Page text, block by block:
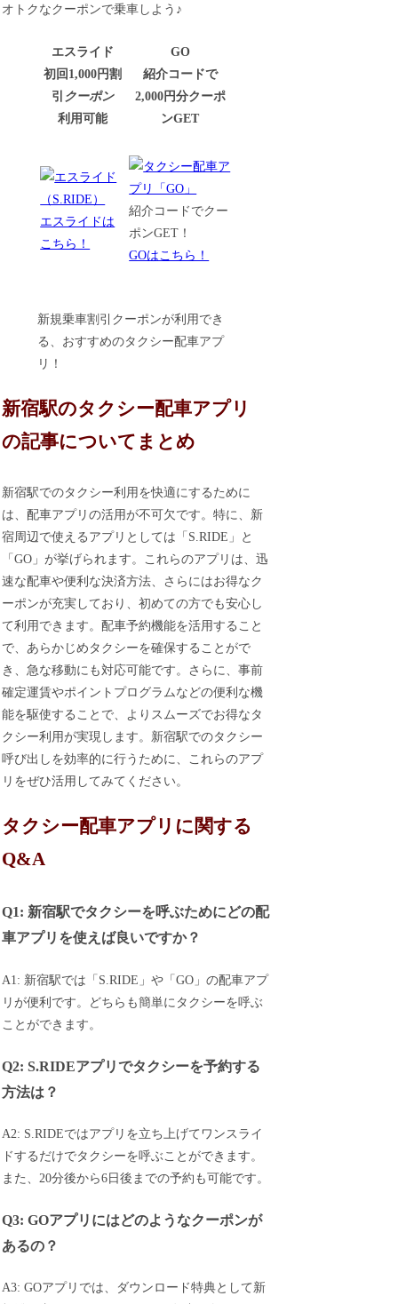
オトクなクーポンで乗車しよう♪
エスライド
初回1,000円割
引 クーポン
利用可能
GO
紹介コードで
2,000円分クーポ
ンGET
エスライドは
こちら！
紹介コードでクー
ポンGET！
GOはこちら！
新規乗車割引クーポンが利用でき
る、おすすめのタクシー配車アプ
リ！
新宿駅のタクシー配車アプリ
の記事についてまとめ
新宿駅でのタクシー利用を快適にするために
は、配車アプリの活用が不可欠です。特に、新
宿周辺で使えるアプリとしては「S.RIDE」と
「GO」が挙げられます。これらのアプリは、迅
速な配車や便利な決済方法、さらにはお得なク
ーポンが充実しており、初めての方でも安心し
て利用できます。配車予約機能を活用すること
で、あらかじめタクシーを確保することがで
き、急な移動にも対応可能です。さらに、事前
確定運賃やポイントプログラムなどの便利な機
能を駆使することで、よりスムーズでお得なタ
クシー利用が実現します。新宿駅でのタクシー
呼び出しを効率的に行うために、これらのアプ
リをぜひ活用してみてください。
タクシー配車アプリに関する
Q&A
Q1: 新宿駅でタクシーを呼ぶためにどの配
車アプリを使えば良いですか？
A1: 新宿駅では「S.RIDE」や「GO」の配車アプ
リが便利です。どちらも簡単にタクシーを呼ぶ
ことができます。
Q2: S.RIDEアプリでタクシーを予約する
方法は？
A2: S.RIDEではアプリを立ち上げてワンスライ
ドするだけでタクシーを呼ぶことができます。
また、20分後から6日後までの予約も可能です。
Q3: GOアプリにはどのようなクーポンが
あるの？
A3: GOアプリでは、ダウンロード特典として新